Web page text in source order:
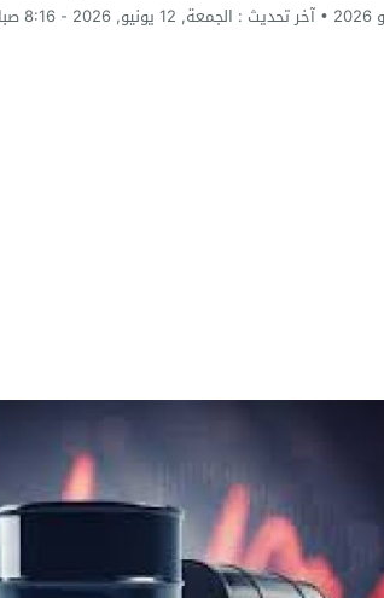
آخر تحديث : الجمعة, 12 يونيو, 2026 - 8:16 صباحًا